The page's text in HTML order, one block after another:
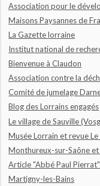
Association pour le
Maisons Paysannes de
La Gazette lorraine
Institut national de
Bienvenue à Claudon
Association contre la
Comité de jumelage
Blog des Lorrains engagés
Le village de Sauville
Musée Lorrain et revue
Monthureux-sur-Saône
Article "Abbé Paul
Martigny-les-Bains